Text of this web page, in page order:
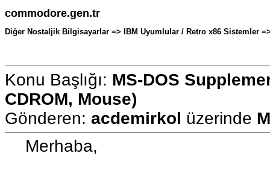
commodore.gen.tr
Diğer Nostaljik Bilgisayarlar => IBM Uyumlular / Retro x86 Sistemler
Konu Başlığı: MS-DOS
CDROM, Mouse)
Gönderen: acdemirkol üzerinde
Merhaba,